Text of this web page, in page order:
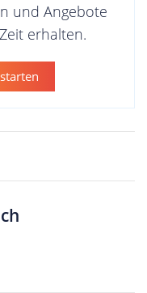
und Angebote
erhalten.